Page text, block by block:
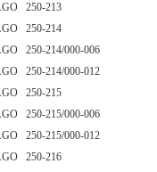
250-213
250-214
250-214/000-006
250-214/000-012
250-215
250-215/000-006
250-215/000-012
250-216